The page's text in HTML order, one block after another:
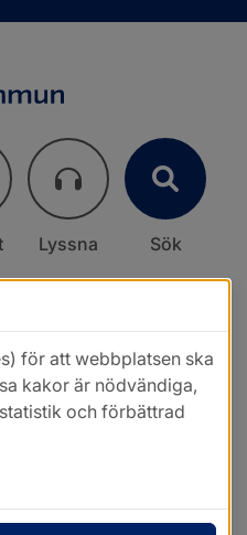
Lyssna Sök
för att webbplatsen ska
kakor är nödvändiga,
och förbättrad